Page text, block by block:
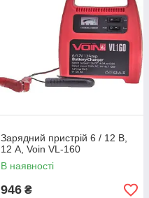
Зарядний пристрій 6 / 12 В,
12 А, Voin VL-160
В наявності
946 ₴